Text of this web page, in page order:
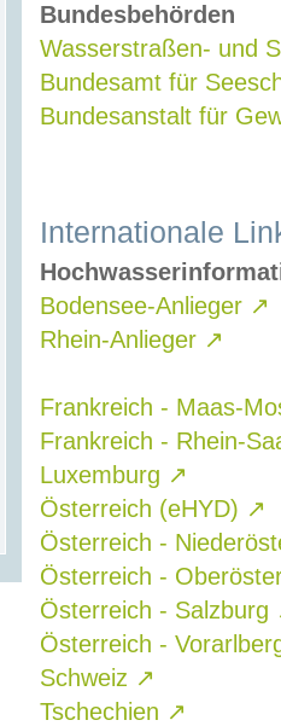
Bundesbehörden
Wasserstraßen- und
Bundesamt für
Bundesanstalt für
Internationale
Bodensee-Anlieger ↗
Rhein-Anlieger ↗
Frankreich - Maas-
Frankreich - Rhein-
Luxemburg ↗
Österreich (eHYD) ↗
Österreich -
Österreich -
Österreich - Salzburg
Österreich -
Schweiz ↗
Tschechien ↗